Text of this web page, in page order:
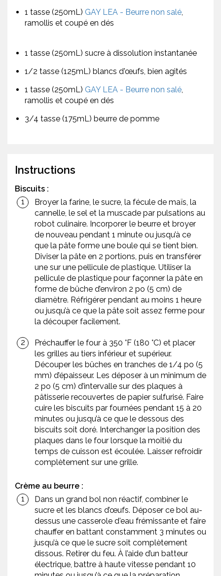
1 tasse (250mL) GAY LEA - Beurre non salé,
ramollis et coupé en dés
1 tasse (250mL) sucre à dissolution instantanée
1/2 tasse (125mL) blancs d'œufs, bien agités
1 tasse (250mL) GAY LEA - Beurre non salé,
ramollis et coupé en dés
3/4 tasse (175mL) beurre de pomme
Instructions
Biscuits :
Broyer la farine, le sucre, la fécule de maïs, la
cannelle, le sel et la muscade par pulsations au
robot culinaire. Incorporer le beurre et broyer
de nouveau pendant 1 minute ou jusqu’à ce
que la pâte forme une boule qui se tient bien.
Diviser la pâte en 2 portions, puis en transférer
une sur une pellicule de plastique. Utiliser la
pellicule de plastique pour façonner la pâte en
forme de bûche d’environ 2 po (5 cm) de
diamètre. Réfrigérer pendant au moins 1 heure
ou jusqu’à ce que la pâte soit assez ferme pour
la découper facilement.
Préchauffer le four à 350 °F (180 °C) et placer
les grilles au tiers inférieur et supérieur.
Découper les bûches en tranches de 1/4 po (5
mm) d’épaisseur. Les déposer à un minimum de
2 po (5 cm) d’intervalle sur des plaques à
pâtisserie recouvertes de papier sulfurisé. Faire
cuire les biscuits par fournées pendant 15 à 20
minutes ou jusqu’à ce que le dessous des
biscuits soit doré. Interchanger la position des
plaques dans le four lorsque la moitié du
temps de cuisson est écoulée. Laisser refroidir
complètement sur une grille.
Crème au beurre :
Dans un grand bol non réactif, combiner le
sucre et les blancs d’œufs. Déposer ce bol au-
dessus une casserole d'eau frémissante et faire
chauffer en battant constamment 3 minutes ou
jusqu’à ce que le sucre soit complètement
dissous. Retirer du feu. À l’aide d’un batteur
électrique, battre à haute vitesse pendant 10